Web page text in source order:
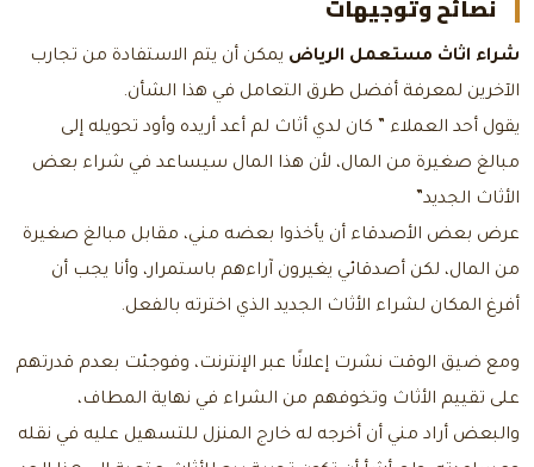
نصائح وتوجيهات
شراء اثاث مستعمل الرياض يمكن أن يتم الاستفادة من تجارب
الآخرين لمعرفة أفضل طرق التعامل في هذا الشأن.
يقول أحد العملاء ” كان لدي أثاث لم أعد أريده وأود تحويله إلى
مبالغ صغيرة من المال، لأن هذا المال سيساعد في شراء بعض
الأثاث الجديد”
عرض بعض الأصدقاء أن يأخذوا بعضه مني، مقابل مبالغ صغيرة
من المال، لكن أصدقائي يغيرون آراءهم باستمرار، وأنا يجب أن
أفرغ المكان لشراء الأثاث الجديد الذي اخترته بالفعل.
ومع ضيق الوقت نشرت إعلانًا عبر الإنترنت، وفوجئت بعدم قدرتهم
على تقييم الأثاث وتخوفهم من الشراء في نهاية المطاف،
والبعض أراد مني أن أخرجه له خارج المنزل للتسهيل عليه في نقله